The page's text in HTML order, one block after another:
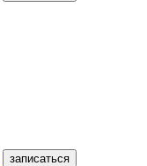
записаться